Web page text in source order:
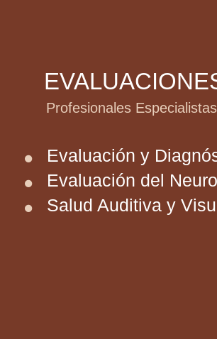
Profesionales
Evaluación y
Evaluación del
Salud Auditiva y